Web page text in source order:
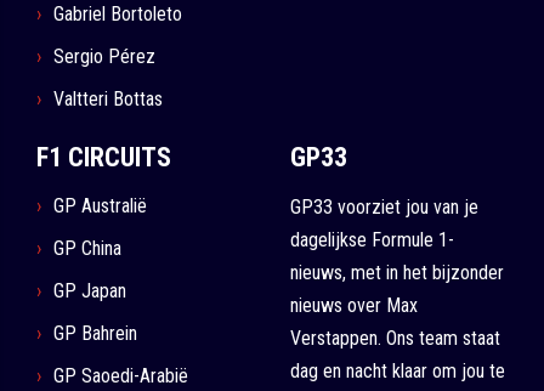
Gabriel Bortoleto
Sergio Pérez
Valtteri Bottas
F1 CIRCUITS
GP Australië
GP China
GP Japan
GP Bahrein
GP Saoedi-Arabië
GP33
GP33 voorziet jou van je
dagelijkse Formule 1-
nieuws, met in het bijzonder
nieuws over Max
Verstappen. Ons team staat
dag en nacht klaar om jou te